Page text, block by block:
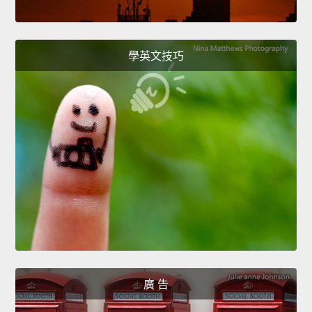
學英文技巧
廣 告